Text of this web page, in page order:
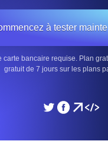
à tester
carte bancaire requise. Plan
gratuit de 7 jours sur les plans